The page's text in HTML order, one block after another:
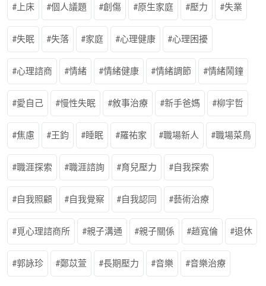
上床 個人議題 創傷 原生家庭 壓力 失業
失眠 失落 家庭 心理健康 心理困擾
心理諮商 情緒 情緒健康 情緒調節 情緒鬧鐘
愛自己 慢性失眠 敘事治療 新手爸媽 柳宇哲
焦慮 王鈞 睡眠 羅祐家 職場新人 職場菜鳥
職涯探索 職涯諮詢 育兒壓力 自我探索
自我照顧 自我覺察 自我認同 藝術治療
覓心理諮商所 親子溝通 親子關係 趙寬倫 退休
郭詠珍 鄭苡萱 長期壓力 音樂 音樂治療